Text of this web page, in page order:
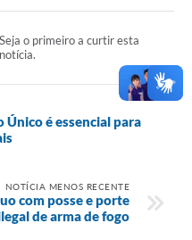
Seja o primeiro a curtir esta
notícia.
é essencial para
NOTÍCIA MENOS RECENTE
com posse e porte
de arma de fogo